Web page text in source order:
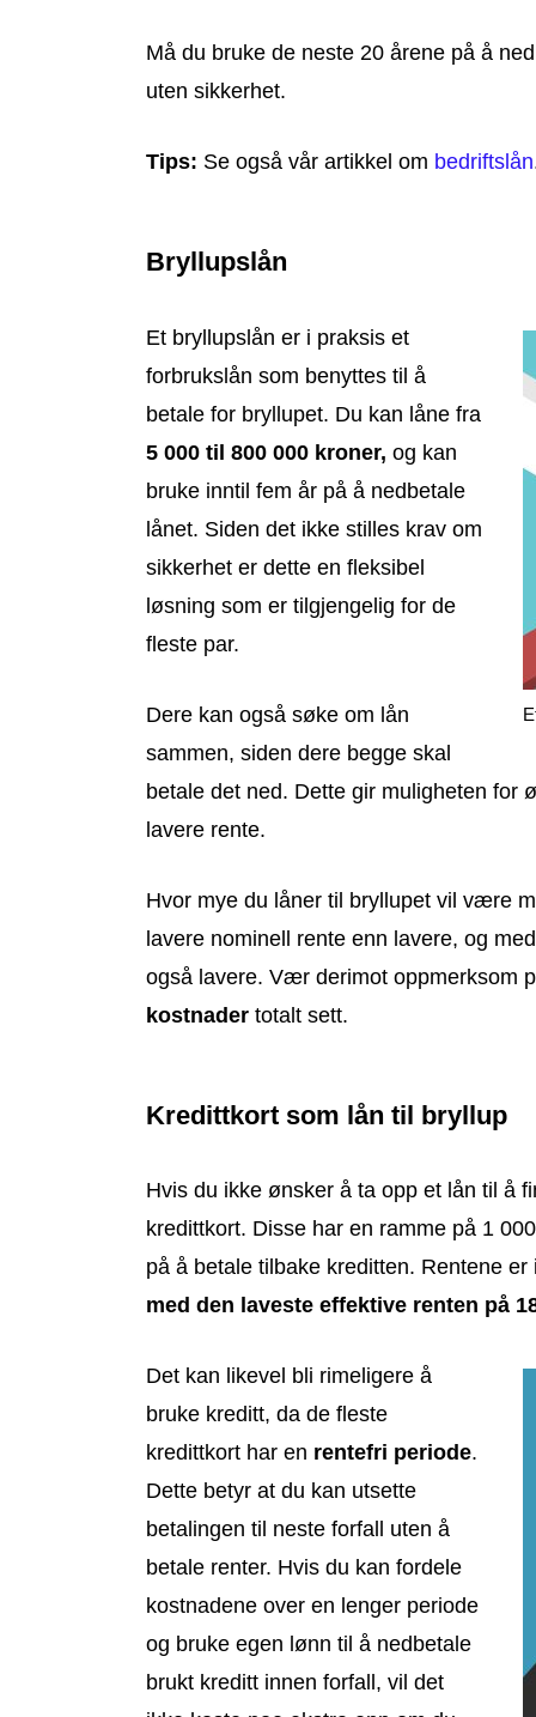
Må du bruke de neste 20 årene på å
uten sikkerhet.
Tips: Se også vår artikkel om bedriftslån
Bryllupslån
Et bryllupslån er i praksis et
forbrukslån som benyttes til å
betale for bryllupet. Du kan låne fra
5 000 til 800 000 kroner, og kan
bruke inntil fem år på å nedbetale
lånet. Siden det ikke stilles krav om
sikkerhet er dette en fleksibel
løsning som er tilgjengelig for de
fleste par.
Dere kan også søke om lån
sammen, siden dere begge skal
betale det ned. Dette gir muligheten for
lavere rente.
Hvor mye du låner til bryllupet vil være
lavere nominell rente enn lavere, og
også lavere. Vær derimot oppmerksom
kostnader totalt sett.
Kredittkort som lån til bryllup
Hvis du ikke ønsker å ta opp et lån til å
kredittkort. Disse har en ramme på 1
på å betale tilbake kreditten. Rentene
med den laveste effektive renten på
Det kan likevel bli rimeligere å
bruke kreditt, da de fleste
kredittkort har en rentefri periode.
Dette betyr at du kan utsette
betalingen til neste forfall uten å
betale renter. Hvis du kan fordele
kostnadene over en lenger periode
og bruke egen lønn til å nedbetale
brukt kreditt innen forfall, vil det